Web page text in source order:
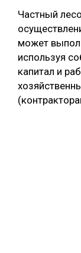
Частный
может
используя
капитал и